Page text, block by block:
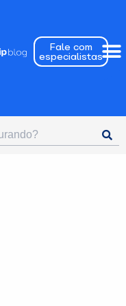
Fale com
especialistas